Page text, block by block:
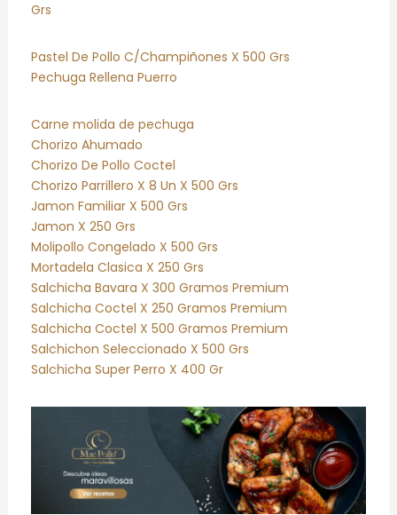
Grs
Pastel De Pollo C/Champiñones X 500 Grs
Pechuga Rellena Puerro
Carne molida de pechuga
Chorizo Ahumado
Chorizo De Pollo Coctel
Chorizo Parrillero X 8 Un X 500 Grs
Jamon Familiar X 500 Grs
Jamon X 250 Grs
Molipollo Congelado X 500 Grs
Mortadela Clasica X 250 Grs
Salchicha Bavara X 300 Gramos Premium
Salchicha Coctel X 250 Gramos Premium
Salchicha Coctel X 500 Gramos Premium
Salchichon Seleccionado X 500 Grs
Salchicha Super Perro X 400 Gr